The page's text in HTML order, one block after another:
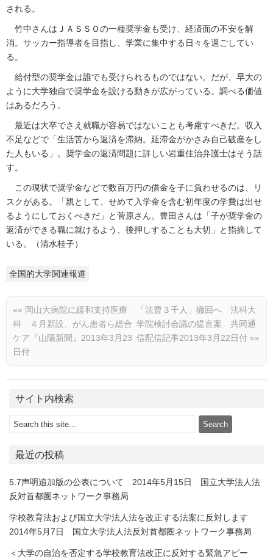
される。
竹中さんはＪＡＳＳＯの一種奨学金も受け、経済面の不安を解
消。サッカー指導者を目指し、学業に集中する日々を過ごしてい
る。
給付型の奨学金は誰でも受けられるものではない。だが、早大の
ように大学独自で奨学金を設ける動きが広がっている。調べる価値
はあるだろう。
最近は大卒でさえ就職が容易ではないことも考慮すべきだ。収入
不足などで「生活苦から返済を滞納。延滞金がかさみ自己破産をし
た人もいる」。奨学金の返済問題に詳しい岩重佳治弁護士はそう話
す。
この現状で奨学金などで数百万円の借金を子に負わせるのは、リ
スクがある。「親として、せめて入学金を含む初年度の学費は出せ
るようにしておくべきだ」と菅原さん。豊田さんは「子が奨学金の
返済ができる職に就けるよう、後押しすることも大切」と指摘して
いる。（清水桂子）
全国的大学関連報道
«« 岡山大病院に緩和支持医療
科 ４月新設、がん患者ら総合
ケア『山陽新聞』2013年3月23
日付
「法曹３千人」撤回へ 法科大
学院検討会議の提言案 共同通
信配信記事2013年3月22日付 »»
サイト内検索
最近の投稿
5.7声明追加版の公表について 2014年5月15日 国立大学法人法
反対首都圏ネットワーク事務局
学校教育法および国立大学法人法を改正する法案に反対します
2014年5月7日 国立大学法人法反対首都圏ネットワーク事務局
＜大学の自治を否定する学校教育法改正に反対する緊急アピー